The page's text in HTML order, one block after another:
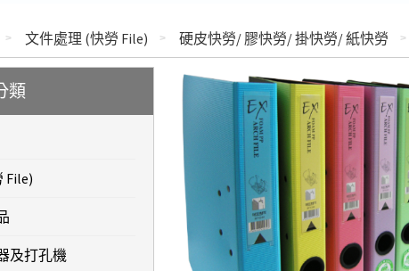
文件處理 (快勞 File) 硬皮快勞/ 膠快勞/ 掛快勞/ 紙快勞
類
File)
及打孔機